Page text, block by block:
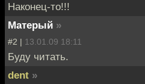
Наконец-то!!!
Матерый »
#2 | 13.01.09 18:11
Буду читать.
dent »